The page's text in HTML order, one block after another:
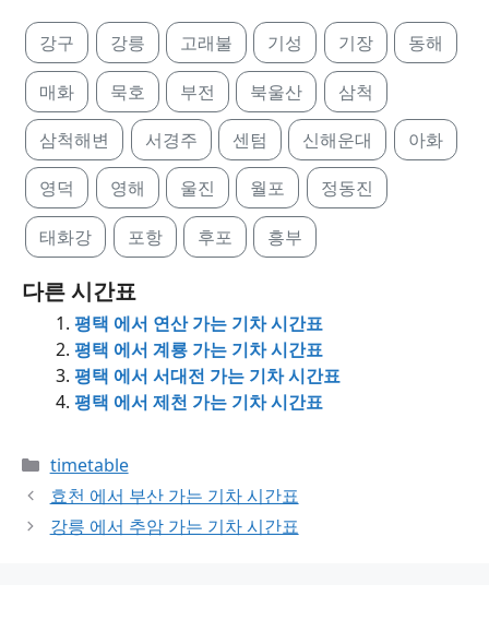
강구 강릉 고래불 기성 기장 동해
매화 묵호 부전 북울산 삼척
삼척해변 서경주 센텀 신해운대 아화
영덕 영해 울진 월포 정동진
태화강 포항 후포 흥부
다른 시간표
평택 에서 연산 가는 기차 시간표
평택 에서 계룡 가는 기차 시간표
평택 에서 서대전 가는 기차 시간표
평택 에서 제천 가는 기차 시간표
Categories
timetable
효천 에서 부산 가는 기차 시간표
강릉 에서 추암 가는 기차 시간표